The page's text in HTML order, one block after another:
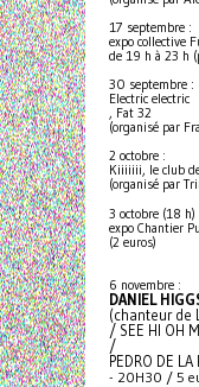
17 septembre :
expo collective
de 19 h à 23 h
30 septembre :
Electric electric
, Fat 32
(organisé par
2 octobre :
Kiiiiiii, le club
(organisé par
3 octobre (18 h)
expo Chantier
(2 euros)
6 novembre :
DANIEL
(chanteur de
/ SEE HI OH
/
PEDRO DE LA
- 20H30 / 5